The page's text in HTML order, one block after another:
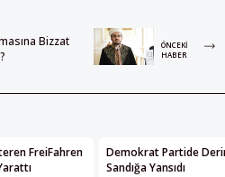
Bizzat
ÖNCEKI
HABER
FreiFahren
Demokrat Partide
Sandığa Yansıdı